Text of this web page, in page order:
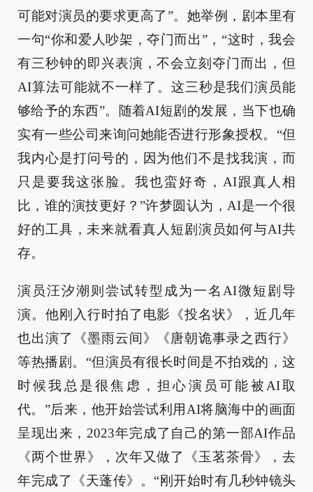
可能对演员的要求更高了”。她举例，剧本里有
一句“你和爱人吵架，夺门而出”，“这时，我会
有三秒钟的即兴表演，不会立刻夺门而出，但
AI算法可能就不一样了。这三秒是我们演员能
够给予的东西”。随着AI短剧的发展，当下也确
实有一些公司来询问她能否进行形象授权。“但
我内心是打问号的，因为他们不是找我演，而
只是要我这张脸。我也蛮好奇，AI跟真人相
比，谁的演技更好？”许梦圆认为，AI是一个很
好的工具，未来就看真人短剧演员如何与AI共
存。
演员汪汐潮则尝试转型成为一名AI微短剧导
演。他刚入行时拍了电影《投名状》，近几年
也出演了《墨雨云间》《唐朝诡事录之西行》
等热播剧。“但演员有很长时间是不拍戏的，这
时候我总是很焦虑，担心演员可能被AI取
代。”后来，他开始尝试利用AI将脑海中的画面
呈现出来，2023年完成了自己的第一部AI作品
《两个世界》，次年又做了《玉茗茶骨》，去
年完成了《天蓬传》。“刚开始时有几秒钟镜头